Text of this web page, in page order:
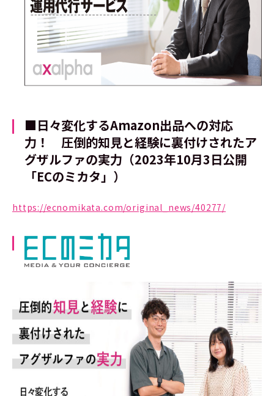
■日々変化するAmazon出品への対応
力！ 圧倒的知見と経験に裏付けされたア
グザルファの実力（2023年10月3日公開
「ECのミカタ」）
https://ecnomikata.com/original_news/40277/